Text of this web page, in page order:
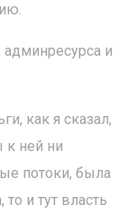
и
как я сказал,
к ней ни
потоки, была
и тут власть